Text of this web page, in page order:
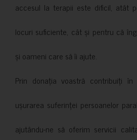
accesul la terapii este dificil, atât
locuri suficiente, cât și pentru că
și oameni care să îi ajute.
Prin donația voastră contribuiți
ușurarea suferinței persoanelor
ajutându-ne să oferim servicii